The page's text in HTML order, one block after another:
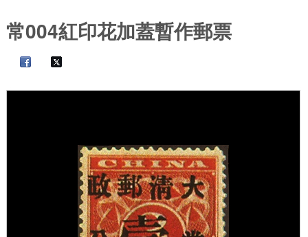
常004紅印花加蓋暫作郵票